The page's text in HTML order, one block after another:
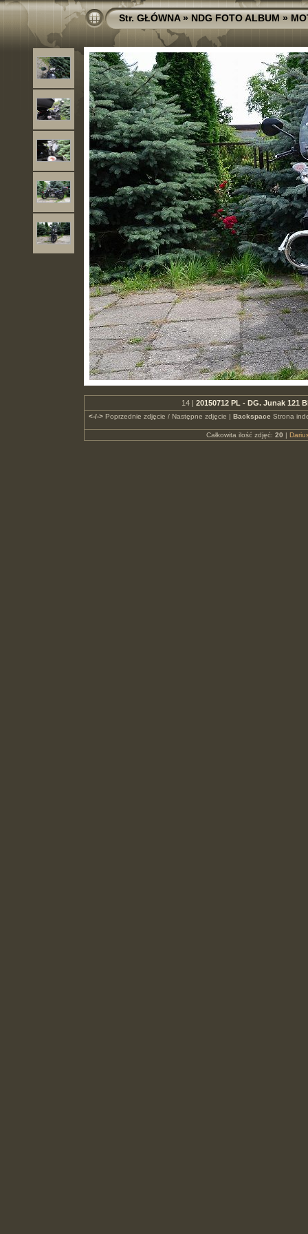
Str. GŁÓWNA»NDG FOTO ALBUM»
14 | 20150712 PL - DG. Junak 121
<-/->Poprzednie zdjęcie / Następne zdjęcie | Backspace Strona
Całkowita ilość zdjęć: 20 |